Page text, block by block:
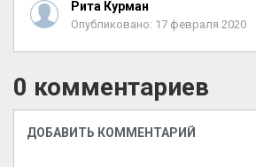
Рита Курман
Опубликовано: 17 февраля 2020
0 комментариев
ДОБАВИТЬ КОММЕНТАРИЙ